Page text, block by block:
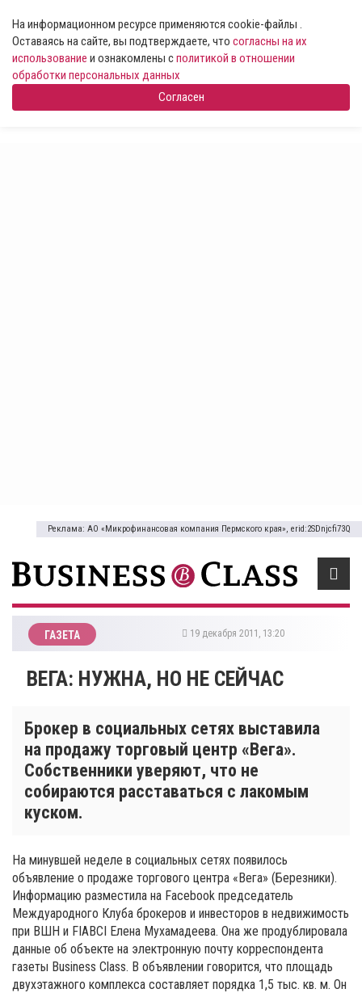
На информационном ресурсе применяются cookie-файлы .
Оставаясь на сайте, вы подтверждаете, что согласны на их
использование и ознакомлены сполитикой в отношении
обработки персональных данных
Согласен
Реклама: АО «Микрофинансовая компания Пермского края», erid:2SDnjcfi73Q
ГАЗЕТА 19 декабря 2011, 13:20
ВЕГА: НУЖНА, НО НЕ СЕЙЧАС
Брокер в социальных сетях выставила
на продажу торговый центр «Вега».
Собственники уверяют, что не
собираются расставаться с лакомым
куском.
На минувшей неделе в социальных сетях появилось
объявление о продаже торгового центра «Вега» (Березники).
Информацию разместила на Facebook председатель
Междуaродного Клубa брокеров и инвесторов в недвижимость
при ВШН и FIABCI Елена Мухамадеева. Она же продублировала
данные об объекте на электронную почту корреспондента
газеты Business Class. В объявлении говорится, что площадь
двухэтажного комплекса составляет порядка 1,5 тыс. кв. м. Он